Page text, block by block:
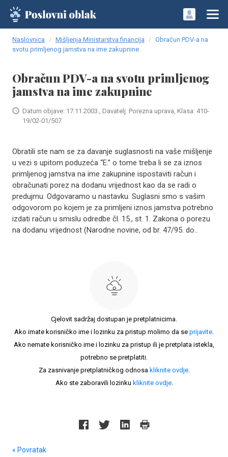
Naslovnica Mišljenja Ministarstva financija
Obračun PDV-a na
svotu primljenog jamstva na ime zakupnine
Obračun PDV-a na svotu primljenog
jamstva na ime zakupnine
Datum objave: 17.11.2003., Davatelj: Porezna uprava, Klasa: 410-
19/02-01/507
Obratili ste nam se za davanje suglasnosti na vaše mišljenje
u vezi s upitom poduzeća “E.” o tome treba li se za iznos
primljenog jamstva na ime zakupnine ispostaviti račun i
obračunati porez na dodanu vrijednost kao da se radi o
predujmu. Odgovaramo u nastavku. Suglasni smo s vašim
odgovorom po kojem je za primljeni iznos jamstva potrebno
izdati račun u smislu odredbe čl. 15., st. 1. Zakona o porezu
na dodanu vrijednost (Narodne novine, od br. 47/95. do..
Cjelovit sadržaj dostupan je pretplatnicima.
Ako imate korisničko ime i lozinku za pristup molimo da se prijavite.
Ako nemate korisničko ime i lozinku za pristup ili je pretplata istekla,
potrebno se pretplatiti.
Za zasnivanje pretplatničkog odnosa kliknite ovdje.
Ako ste zaboravili lozinku kliknite ovdje.
« Povratak